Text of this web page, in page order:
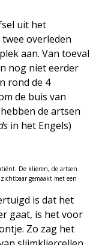
uit het
overleden
aan. Van toeval
nog niet eerder
rond de 4
de buis van
de artsen
in het Engels)
De klieren, de artsen
gemaakt met een
is dat het
gaat, is het voor
Zo zag het